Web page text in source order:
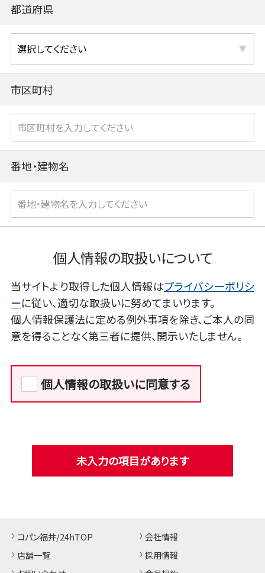
都道府県
市区町村
番地・建物名
個人情報の取扱いについて
当サイトより取得した個人情報はプライバシーポリシ
ーに従い、適切な取扱いに努めてまいります。
個人情報保護法に定める例外事項を除き、ご本人の同
意を得ることなく第三者に提供、開示いたしません。
個人情報の取扱いに同意する
未入力の項目があります
コパン福井/24hTOP
店舗一覧
会社情報
採用情報